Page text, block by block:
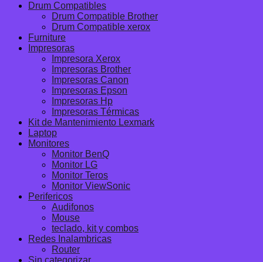
Drum Compatibles
Drum Compatible Brother
Drum Compatible xerox
Furniture
Impresoras
Impresora Xerox
Impresoras Brother
Impresoras Canon
Impresoras Epson
Impresoras Hp
Impresoras Térmicas
Kit de Mantenimiento Lexmark
Laptop
Monitores
Monitor BenQ
Monitor LG
Monitor Teros
Monitor ViewSonic
Perifericos
Audifonos
Mouse
teclado, kit y combos
Redes Inalambricas
Router